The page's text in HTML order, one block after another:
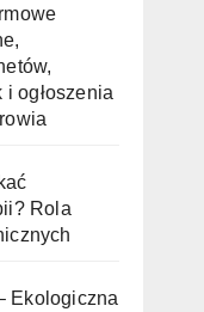
i ogłoszenia
Rola
Ekologiczna